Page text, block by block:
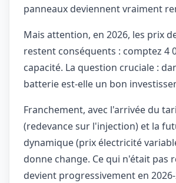
panneaux deviennent vraiment
Mais attention, en 2026, les prix
restent conséquents : comptez 4
capacité. La question cruciale :
batterie est-elle un bon
Franchement, avec l'arrivée du
(redevance sur l'injection) et la
dynamique (prix électricité
donne change. Ce qui n'était pas
devient progressivement en